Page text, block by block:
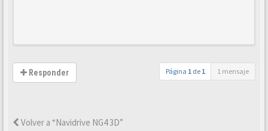
Responder Página 1 de 1 1 mensaje
Volver a “Navidrive NG4 3D”